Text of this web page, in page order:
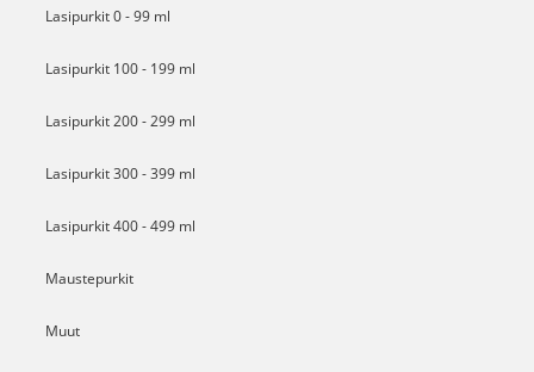
Lasipurkit 0 - 99 ml
Lasipurkit 100 - 199 ml
Lasipurkit 200 - 299 ml
Lasipurkit 300 - 399 ml
Lasipurkit 400 - 499 ml
Maustepurkit
Muut